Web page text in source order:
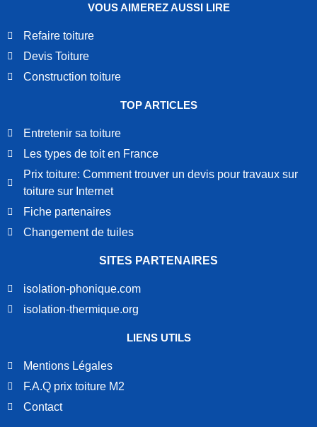
VOUS AIMEREZ AUSSI LIRE
Refaire toiture
Devis Toiture
Construction toiture
TOP ARTICLES
Entretenir sa toiture
Les types de toit en France
Prix toiture: Comment trouver un devis pour travaux sur
toiture sur Internet
Fiche partenaires
Changement de tuiles
SITES PARTENAIRES
isolation-phonique.com
isolation-thermique.org
LIENS UTILS
Mentions Légales
F.A.Q prix toiture M2
Contact